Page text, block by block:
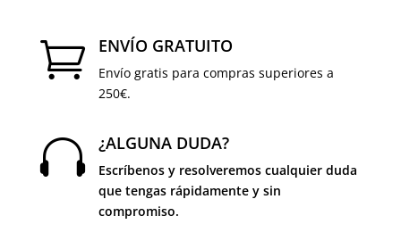
 ENVÍO GRATUITO
Envío gratis para compras superiores a
250€.
 ¿ALGUNA DUDA?
Escríbenos y resolveremos cualquier duda
que tengas rápidamente y sin
compromiso.